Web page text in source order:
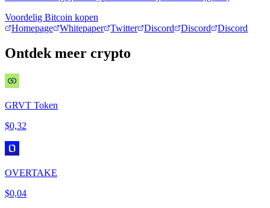
Voordelig Bitcoin kopen
Homepage
Whitepaper Twitter Discord Discord Discord
Ontdek meer crypto
GRVT Token
$0,32
OVERTAKE
$0,04